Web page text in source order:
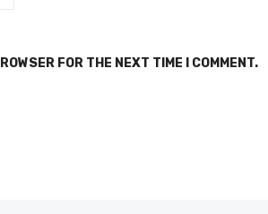
FOR THE NEXT TIME I COMMENT.